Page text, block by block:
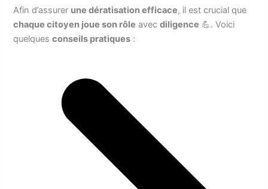
Afin d’assurer une dératisation efficace, il est crucial que
chaque citoyen joue son rôle avecdiligence 💪. Voici
quelquesconseils pratiques :